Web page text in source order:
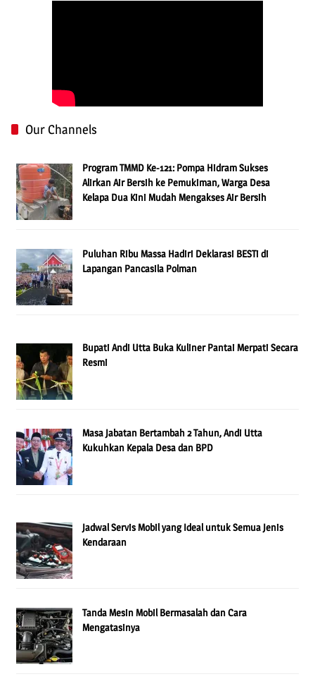
Our Channels
Program TMMD Ke-121: Pompa Hidram Sukses
Alirkan Air Bersih ke Pemukiman, Warga Desa
Kelapa Dua Kini Mudah Mengakses Air Bersih
Puluhan Ribu Massa Hadiri Deklarasi BESTi di
Lapangan Pancasila Polman
Bupati Andi Utta Buka Kuliner Pantai Merpati Secara
Resmi
Masa Jabatan Bertambah 2 Tahun, Andi Utta
Kukuhkan Kepala Desa dan BPD
Jadwal Servis Mobil yang Ideal untuk Semua Jenis
Kendaraan
Tanda Mesin Mobil Bermasalah dan Cara
Mengatasinya